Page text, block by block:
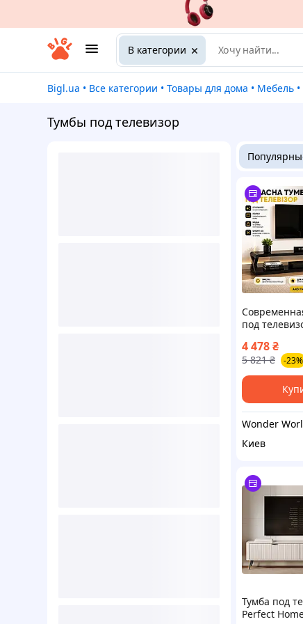
В категории
Bigl.ua • Все категории • Товары для дома • Мебель •
Тумбы под телевизор
под
зеркального
AND YM174
4 478₴
5 821 ₴ -23%
Wonder
Киев
Тумба под
Perfect